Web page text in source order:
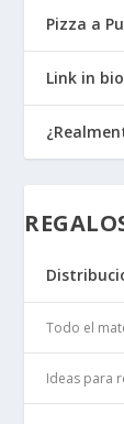
Pizza a
Link in
Todo el
Ideas para